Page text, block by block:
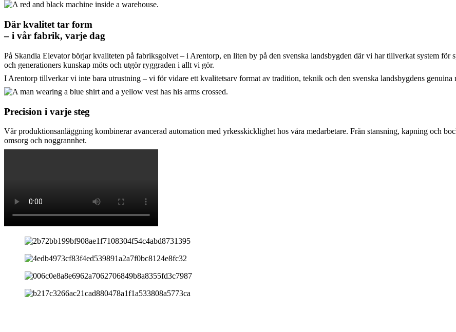
Där kvalitet tar form
– i vår fabrik, varje dag
På Skandia Elevator börjar kvaliteten på fabriksgolvet – i Arentorp, en liten by på den svenska landsbygden där vi har tillverkat system för
och generationers kunskap möts och utgör ryggraden i allt vi gör.
I Arentorp tillverkar vi inte bara utrustning – vi för vidare ett kvalitetsarv format av tradition, teknik och den svenska landsbygdens genuina
Precision i varje steg
Vår produktionsanläggning kombinerar avancerad automation med yrkesskicklighet hos våra medarbetare. Från stansning, kapning och
omsorg och noggrannhet.